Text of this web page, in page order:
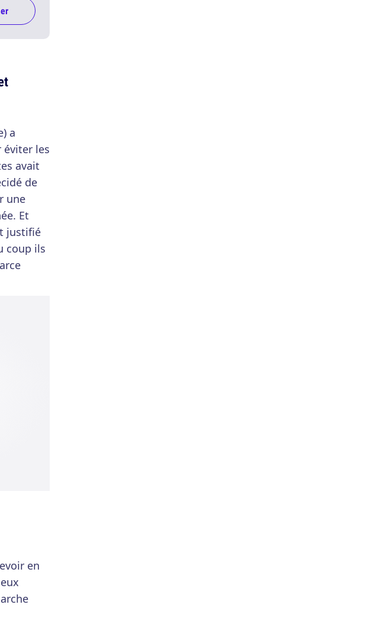
a
les
avait
de
une
Et
justifié
coup ils
en